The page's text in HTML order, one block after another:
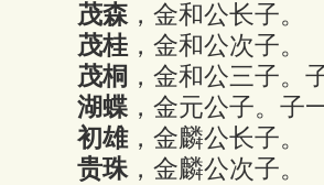
茂森，金和公长子。
茂桂 ，金和公次子。
茂桐 ，金和公三子。
湖蝶 ，金元公子。子
初雄，金麟公长子。
贵珠，金麟公次子。